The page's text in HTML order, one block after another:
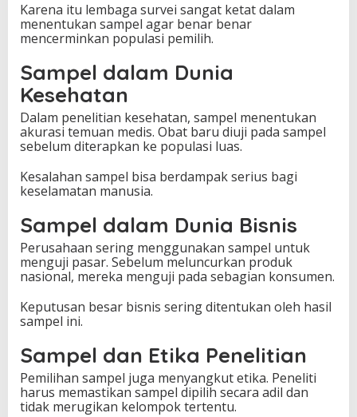
Karena itu lembaga survei sangat ketat dalam
menentukan sampel agar benar benar
mencerminkan populasi pemilih.
Sampel dalam Dunia
Kesehatan
Dalam penelitian kesehatan, sampel menentukan
akurasi temuan medis. Obat baru diuji pada sampel
sebelum diterapkan ke populasi luas.
Kesalahan sampel bisa berdampak serius bagi
keselamatan manusia.
Sampel dalam Dunia Bisnis
Perusahaan sering menggunakan sampel untuk
menguji pasar. Sebelum meluncurkan produk
nasional, mereka menguji pada sebagian konsumen.
Keputusan besar bisnis sering ditentukan oleh hasil
sampel ini.
Sampel dan Etika Penelitian
Pemilihan sampel juga menyangkut etika. Peneliti
harus memastikan sampel dipilih secara adil dan
tidak merugikan kelompok tertentu.